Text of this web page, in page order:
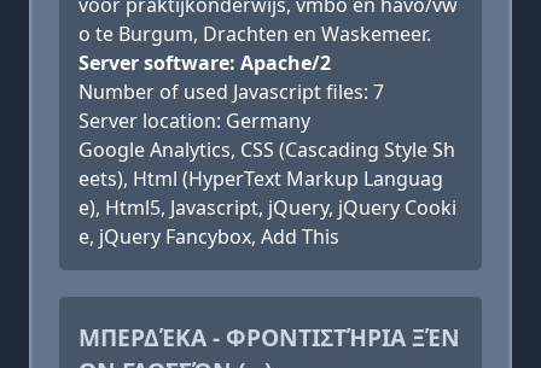
o te Burgum, Drachten en Waskemeer.
Server software: Apache/2
Number of used Javascript files: 7
Server location: Germany
Google Analytics, CSS (Cascading Style Sh
eets), Html (HyperText Markup Languag
e), Html5, Javascript, jQuery, jQuery Cooki
e, jQuery Fancybox, Add This
ΜΠΕΡΔΈΚΑ - ΦΡΟΝΤΙΣΤΉΡΙΑ ΞΈΝ